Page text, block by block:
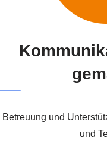
Betreuung und
und